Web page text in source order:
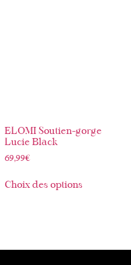
ELOMI Soutien-gorge
Lucie Black
69,99€
Choix des options